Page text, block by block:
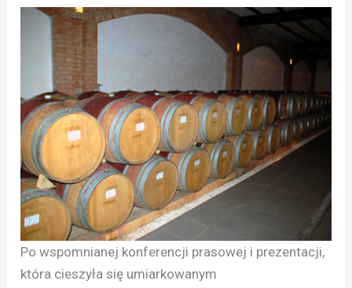
Po wspomnianej konferencji prasowej i prezentacji,
która cieszyła się umiarkowanym